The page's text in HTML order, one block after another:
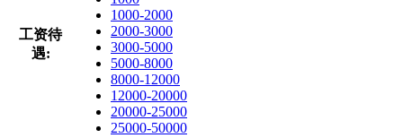
工资待
遇:
1000-2000
2000-3000
3000-5000
5000-8000
8000-12000
12000-20000
20000-25000
25000-50000